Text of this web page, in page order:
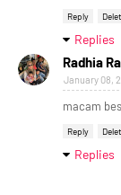
Reply
Replies
Radhia
January 08,
macam
Reply
Replies